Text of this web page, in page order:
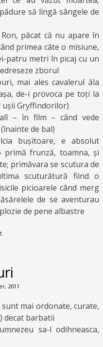
să lingă sângele de
păcat că nu apare în
primea câte o misiune,
patru metri în picaj cu un
zborul
mai ales cavalerul ăla
de-i provoca pe toți la
ușii Gryffindorilor)
– în film – când vede
de bal)
bușitoare, e absolut
frunză, toamna, și
primăvara se scutura de
scuturătură fiind o
picioarele când merg
de se aventurau
de pene albastre
2011
mai ordonate, curate,
decat barbatii
sa-l odihneasca,